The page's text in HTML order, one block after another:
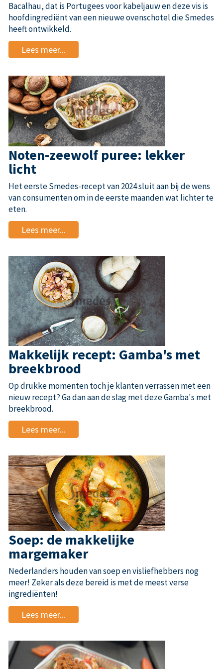
Bacalhau, dat is Portugees voor kabeljauw en deze vis is
hoofdingrediënt van een nieuwe ovenschotel die Smedes
heeft ontwikkeld.
Lees meer...
Noten-zeewolf puree: lekker
licht
Het eerste Smedes-recept van 2024 sluit aan bij de wens
van consumenten om in de eerste maanden wat lichter te
eten.
Lees meer...
Makkelijk recept: Gamba's met
breekbrood
Op drukke momenten toch je klanten verrassen met een
nieuw recept? Ga dan aan de slag met deze Gamba's met
breekbrood.
Lees meer...
Soep: de makkelijke
margemaker
Nederlanders houden van soep en visliefhebbers nog
meer! Zeker als deze bereid is met de meest verse
ingrediënten!
Lees meer...